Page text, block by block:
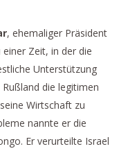
, ehemaliger Präsident
einer Zeit, in der die
Unterstützung
die legitimen
Wirtschaft zu
nannte er die
Er verurteilte Israel